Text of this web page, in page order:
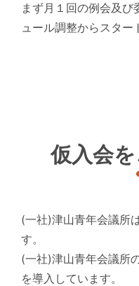
まず月１回の例会及
ュール調整からスター
仮入会
(一社)津山青年会議所
す。
(一社)津山青年会議所
を導入しています。